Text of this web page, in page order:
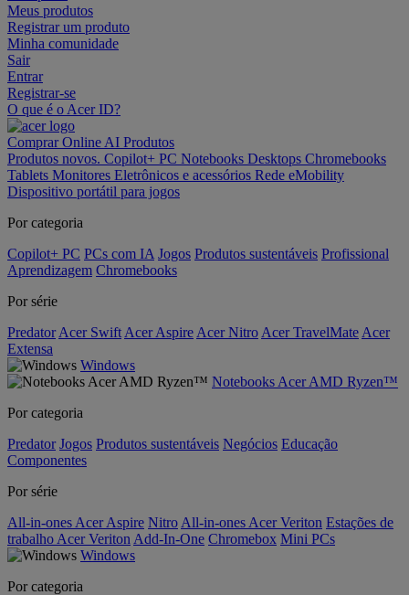
Meus produtos
Registrar um produto
Minha comunidade
Sair
Entrar
Registrar-se
O que é o Acer ID?
Comprar Online AI Produtos
Produtos novos. Copilot+ PC Notebooks Desktops Chromebooks
Tablets Monitores Eletrônicos e acessórios Rede eMobility
Dispositivo portátil para jogos
Por categoria
Copilot+ PC PCs com IA Jogos Produtos sustentáveis Profissional
Aprendizagem Chromebooks
Por série
Predator Acer Swift Acer Aspire Acer Nitro Acer TravelMate Acer
Extensa
Windows
Notebooks Acer AMD Ryzen™
Por categoria
Predator Jogos Produtos sustentáveis Negócios Educação
Componentes
Por série
All-in-ones Acer Aspire Nitro All-in-ones Acer Veriton Estações de
trabalho Acer Veriton Add-In-One Chromebox Mini PCs
Windows
Por categoria